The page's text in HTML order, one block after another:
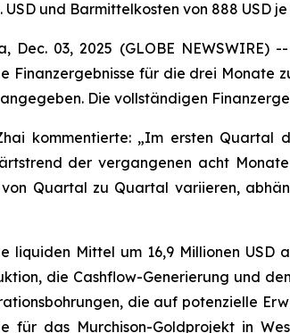
und Barmittelkosten von 888 USD je
Dec. 03, 2025 (GLOBE
Finanzergebnisse für die drei Monate
Die vollständigen
kommentierte: „Im ersten Quartal
der vergangenen acht
Quartal zu Quartal variieren,
liquiden Mittel um 16,9 Millionen USD
die Cashflow-Generierung und
die auf potenzielle
für das Murchison-Goldprojekt in